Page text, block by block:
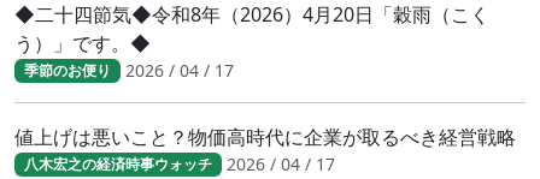
◆二十四節気◆令和8年（2026）4月20日「穀雨（こく
う）」です。◆
季節のお便り 2026 / 04 / 17
値上げは悪いこと？物価高時代に企業が取るべき経営戦略
八木宏之の経済時事ウォッチ 2026 / 04 / 17